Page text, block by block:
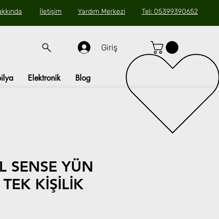
İletişim Yardım Merkezi Tel: 05399390652
Giriş
Elektronik Blog
SENSE YÜN
KİŞİLİK